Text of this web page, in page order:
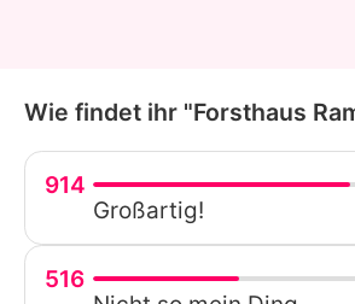
Wie findet ihr "Forsthaus
914
Großartig!
516